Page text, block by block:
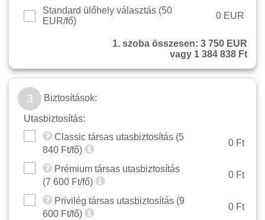
Standard ülőhely választás (50
EUR/fő)
0 EUR
1. szoba összesen: 3 750 EUR
vagy 1 384 838 Ft
3 Biztosítások:
Utasbiztosítás:
Classic társas utasbiztosítás (5
840 Ft/fő)
0 Ft
Prémium társas utasbiztosítás
(7 600 Ft/fő)
0 Ft
Privilég társas utasbiztosítás (9
600 Ft/fő)
0 Ft